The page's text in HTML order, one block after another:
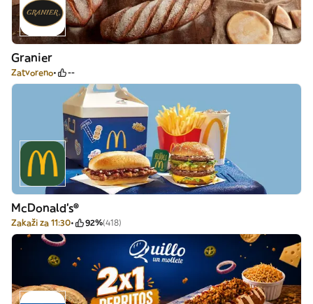
Granier
Zatvoreno --
McDonald's®
Zakaži za 11:30 92%(418)